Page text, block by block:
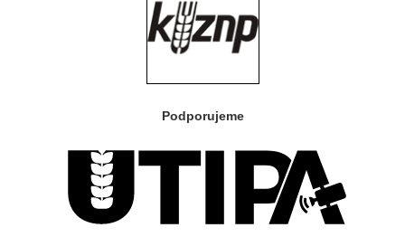
Podporujeme